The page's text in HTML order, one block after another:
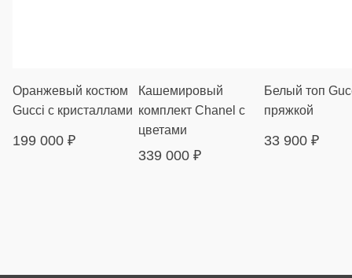
Оранжевый костюм
Gucci с кристаллами
199 000 ₽
Кашемировый
комплект Chanel с
цветами
339 000 ₽
Белый топ
пряжкой
33 900 ₽